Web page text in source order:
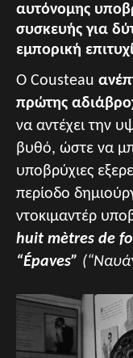
αυτόνομης
συσκευής για
εμπορική
Ο Cousteau
πρώτης
να αντέχει την
βυθό, ώστε να
υποβρύχιες
περίοδο
ντοκιμαντέρ
huit mètres de
“Épaves”